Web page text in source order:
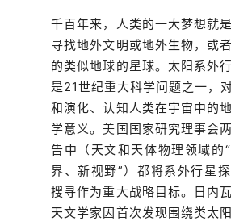
千百年来，人类的一大梦想就
寻找地外文明或地外生物，或
的类似地球的星球。太阳系外
是21世纪重大科学问题之一，
和演化、认知人类在宇宙中的
学意义。美国国家研究理事会
告中（天文和天体物理领域的
界、新视野”）都将系外行星
搜寻作为重大战略目标。日内
天文学家因首次发现围绕类太